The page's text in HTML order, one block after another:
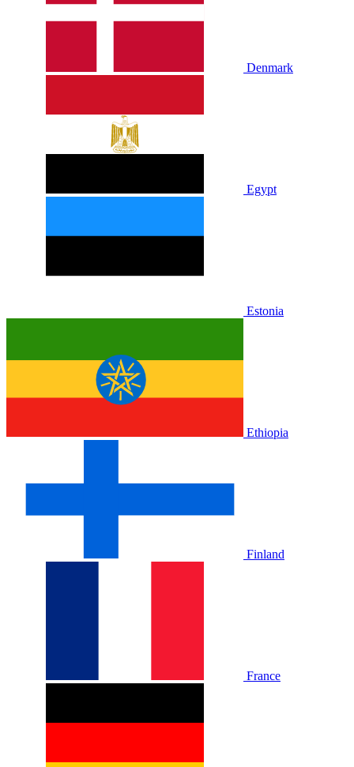
Denmark
Egypt
Estonia
Ethiopia
Finland
France